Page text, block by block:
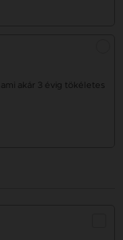
akár 3 évig tökéletes